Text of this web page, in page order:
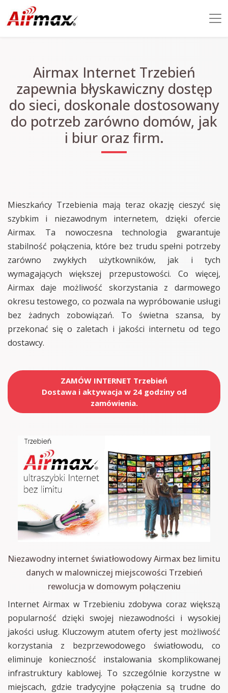
Airmax Internet Trzebień
zapewnia błyskawiczny dostęp
do sieci, doskonale dostosowany
do potrzeb zarówno domów, jak
i biur oraz firm.
Mieszkańcy Trzebienia mają teraz okazję cieszyć się
szybkim i niezawodnym internetem, dzięki ofercie
Airmax. Ta nowoczesna technologia gwarantuje
stabilność połączenia, które bez trudu spełni potrzeby
zarówno zwykłych użytkowników, jak i tych
wymagających większej przepustowości. Co więcej,
Airmax daje możliwość skorzystania z darmowego
okresu testowego, co pozwala na wypróbowanie usługi
bez żadnych zobowiązań. To świetna szansa, by
przekonać się o zaletach i jakości internetu od tego
dostawcy.
ZAMÓW INTERNET Trzebień
Dostawa i aktywacja w 24 godziny od
zamówienia.
Niezawodny internet światłowodowy Airmax bez limitu
danych w malowniczej miejscowości Trzebień
rewolucja w domowym połączeniu
Internet Airmax w Trzebieniu zdobywa coraz większą
popularność dzięki swojej niezawodności i wysokiej
jakości usług. Kluczowym atutem oferty jest możliwość
korzystania z bezprzewodowego światłowodu, co
eliminuje konieczność instalowania skomplikowanej
infrastruktury kablowej. To szczególnie korzystne w
miejscach, gdzie tradycyjne połączenia są trudne do